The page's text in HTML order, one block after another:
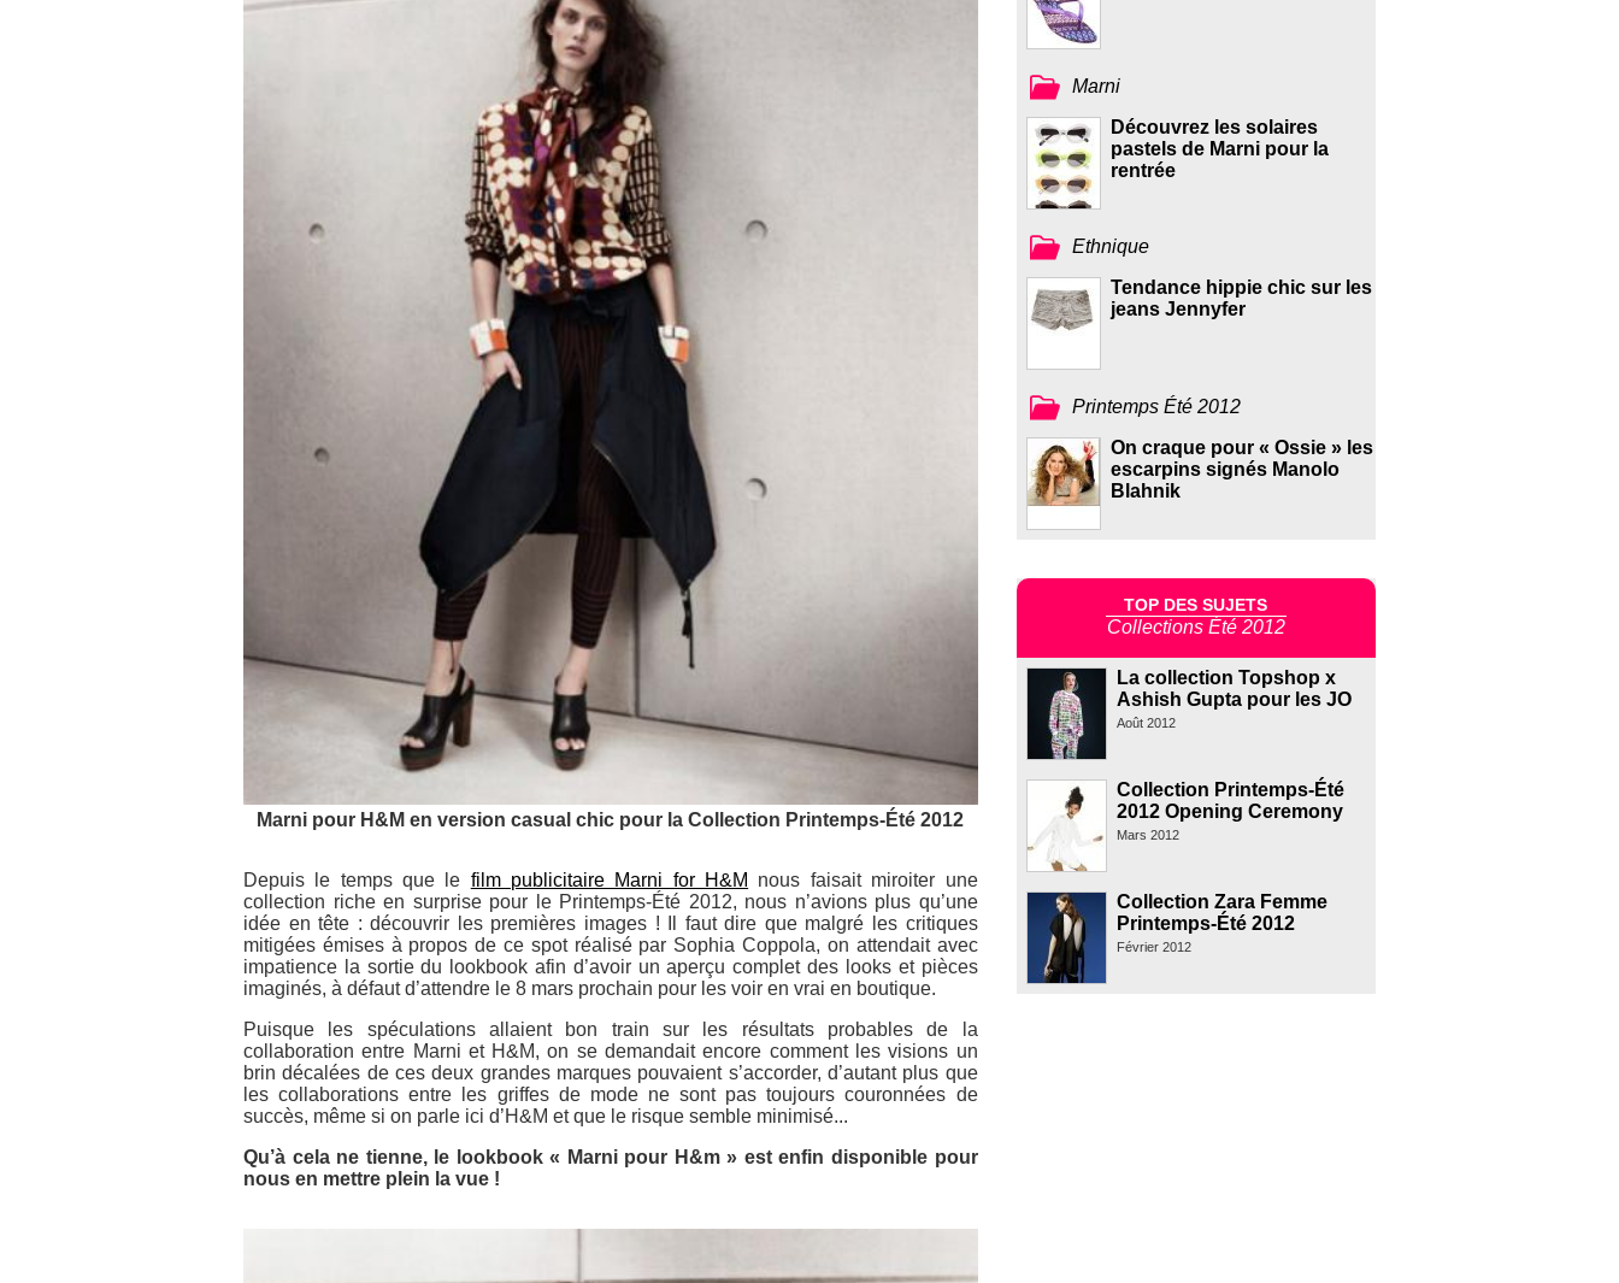
Marni pour H&M en version casual chic pour la Collection Printemps-Été 2012
Depuis le temps que le film publicitaire Marni for H&M
nous faisait miroiter une
collection riche en surprise pour le Printemps-Été 2012, nous n’avions plus qu’une
idée en tête : découvrir les premières images ! Il faut dire que malgré les critiques
mitigées émises à propos de ce spot réalisé par Sophia Coppola, on attendait avec
impatience la sortie du lookbook afin d’avoir un aperçu complet des looks et pièces
imaginés, à défaut d’attendre le 8 mars prochain pour les voir en vrai en boutique.
Puisque les spéculations allaient bon train sur les résultats probables de la
collaboration entre Marni et H&M, on se demandait encore comment les visions un
brin décalées de ces deux grandes marques pouvaient s’accorder, d’autant plus que
les collaborations entre les griffes de mode ne sont pas toujours couronnées de
succès, même si on parle ici d’H&M et que le risque semble minimisé...
Qu’à cela ne tienne, le lookbook « Marni pour H&m » est enfin disponible pour
nous en mettre plein la vue !
Marni
Découvrez les solaires
pastels de Marni pour la
rentrée
Ethnique
Tendance hippie chic sur les
jeans Jennyfer
Printemps Été 2012
On craque pour « Ossie » les
escarpins signés Manolo
Blahnik
TOP DES SUJETS
Collections Été 2012
La collection Topshop x
Ashish Gupta pour les JO
Août 2012
Collection Printemps-Été
2012 Opening Ceremony
Mars 2012
Collection Zara Femme
Printemps-Été 2012
Février 2012